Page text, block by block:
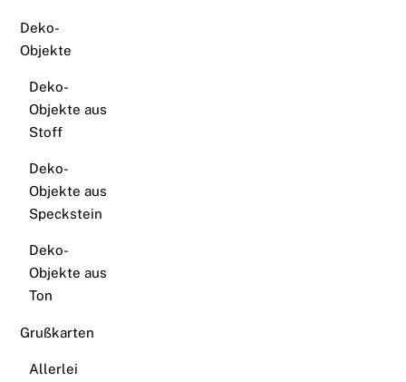
Deko-
Objekte
Deko-
Objekte aus
Stoff
Deko-
Objekte aus
Speckstein
Deko-
Objekte aus
Ton
Grußkarten
Allerlei